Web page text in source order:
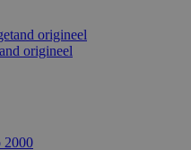
origineel